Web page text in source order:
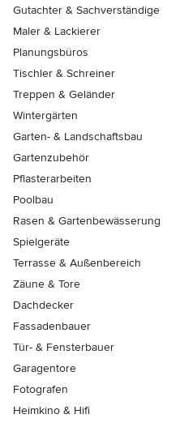
Gutachter & Sachverständige
Maler & Lackierer
Planungsbüros
Tischler & Schreiner
Treppen & Geländer
Wintergärten
Garten- & Landschaftsbau
Gartenzubehör
Pflasterarbeiten
Poolbau
Rasen & Gartenbewässerung
Spielgeräte
Terrasse & Außenbereich
Zäune & Tore
Dachdecker
Fassadenbauer
Tür- & Fensterbauer
Garagentore
Fotografen
Heimkino & Hifi